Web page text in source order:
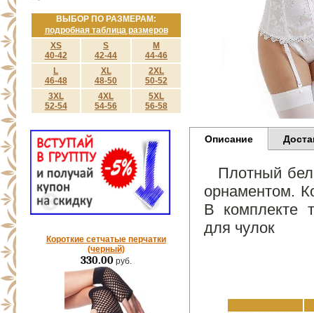
ВЫБОР ПО РАЗМЕРАМ:
подробная таблица размеров
XS
40-42
S
42-44
M
44-46
L
46-48
XL
48-50
2XL
50-52
3XL
52-54
4XL
54-56
5XL
56-58
Короткие сетчатые перчатки
(черный)
330.00 руб.
Описание
Плотный
орнаментом.
В комплекте
для чулок